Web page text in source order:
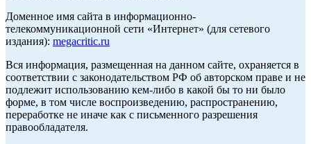
Доменное имя сайта в информационно-
телекоммуникационной сети «Интернет» (для сетевого
издания): megacritic.ru
Вся информация, размещенная на данном сайте, охраняется в
соответствии с законодательством РФ об авторском праве и не
подлежит использованию кем-либо в какой бы то ни было
форме, в том числе воспроизведению, распространению,
переработке не иначе как с письменного разрешения
правообладателя.